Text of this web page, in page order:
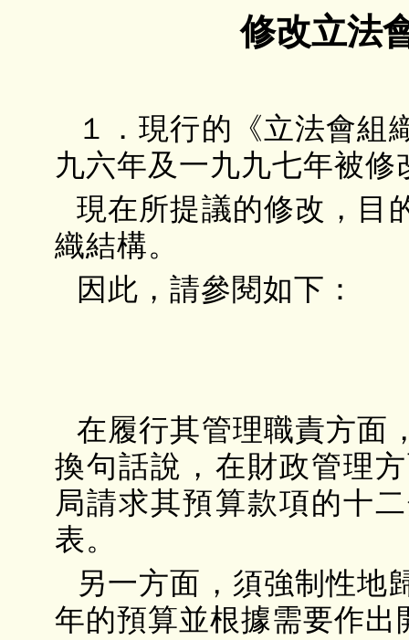
修改立法
１．現行的《立法會組
九六年及一九九七年被修
現在所提議的修改，目
織結構。
因此，請參閱如下：
在履行其管理職責方面
換句話說，在財政管理
局請求其預算款項的十
表。
另一方面，須強制性地
年的預算並根據需要作出